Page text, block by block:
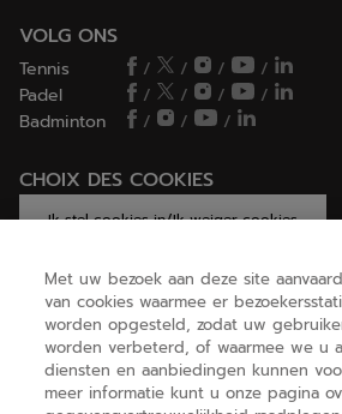
VOLG ONS
Tennis / / /
/
Padel
/ / /
/
Badminton
/ / /
CHOIX DES COOKIES
Ik stel cookies in/Ik weiger cookies
HELP
Met uw bezoek aan deze site
van cookies waarmee er
worden opgesteld, zodat uw
worden verbeterd, of waarmee we u
diensten en aanbiedingen kunnen
meer informatie kunt u onze pagina